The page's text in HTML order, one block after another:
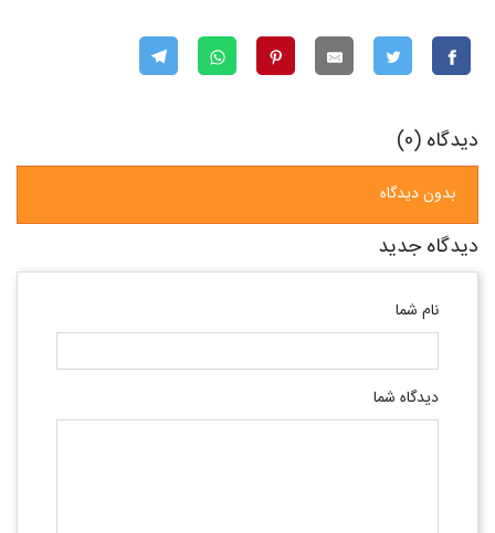
دیدگاه (0)
بدون دیدگاه
دیدگاه جدید
نام شما
دیدگاه شما